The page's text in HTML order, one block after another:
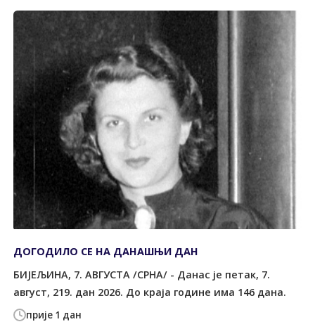
прије 1 дан
ДОГОДИЛО СЕ НА ДАНАШЊИ ДАН
БИЈЕЉИНА, 7. АВГУСТА /СРНА/ - Данас је петак, 7.
август, 219. дан 2026. До краја године има 146 дана.